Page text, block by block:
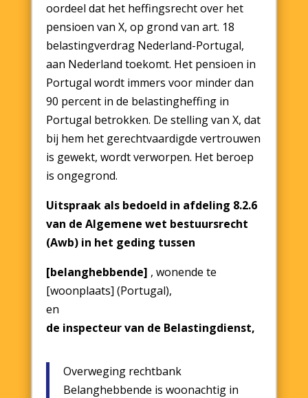
oordeel dat het heffingsrecht over het
pensioen van X, op grond van art. 18
belastingverdrag Nederland-Portugal,
aan Nederland toekomt. Het pensioen in
Portugal wordt immers voor minder dan
90 percent in de belastingheffing in
Portugal betrokken. De stelling van X, dat
bij hem het gerechtvaardigde vertrouwen
is gewekt, wordt verworpen. Het beroep
is ongegrond.
Uitspraak als bedoeld in afdeling 8.2.6
van de Algemene wet bestuursrecht
(Awb) in het geding tussen
[belanghebbende] , wonende te
[woonplaats] (Portugal),
en
de inspecteur van de Belastingdienst,
Overweging rechtbank
Belanghebbende is woonachtig in